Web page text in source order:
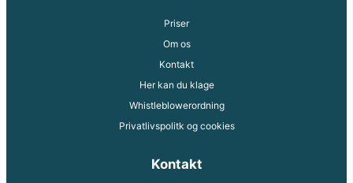
Priser
Om os
Kontakt
Her kan du klage
Whistleblowerordning
Privatlivspolitk og cookies
Kontakt